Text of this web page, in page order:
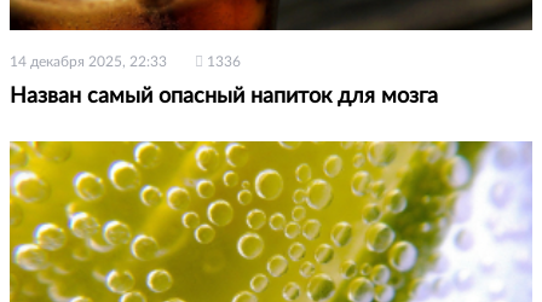
14 декабря 2025, 22:33 1336
Назван самый опасный напиток для мозга